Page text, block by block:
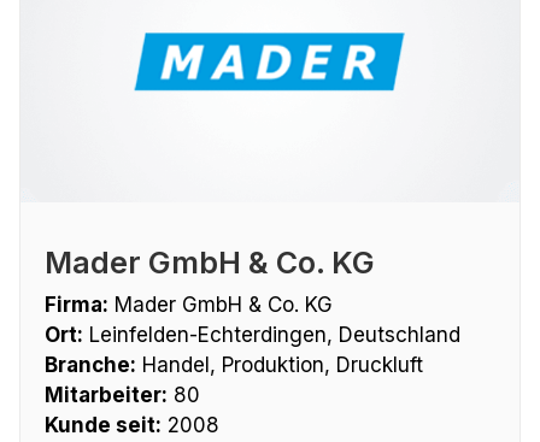
Mader GmbH & Co. KG
Firma: Mader GmbH & Co. KG
Ort: Leinfelden-Echterdingen, Deutschland
Branche: Handel, Produktion, Druckluft
Mitarbeiter: 80
Kunde seit: 2008